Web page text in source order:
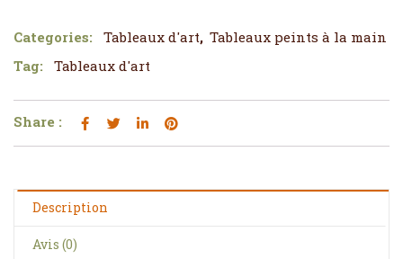
Categories: Tableaux d'art, Tableaux peints à la main
Tag:
Tableaux d'art
Share :
Description
Avis (0)